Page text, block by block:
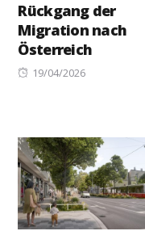
Rückgang der
Migration nach
Österreich
Posted
19/04/2026